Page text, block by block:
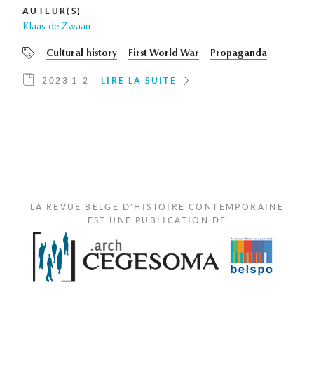
AUTEUR(S)
Klaas de Zwaan
Cultural history First World War Propaganda
2023 1-2 LIRE LA SUITE
LA REVUE BELGE D'HISTOIRE CONTEMPORAINE
EST UNE PUBLICATION DE